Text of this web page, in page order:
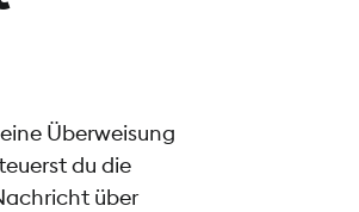
Überweisung
du die
über